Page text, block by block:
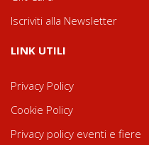
Iscriviti alla Newsletter
LINK UTILI
Privacy Policy
Cookie Policy
Privacy policy eventi e fiere